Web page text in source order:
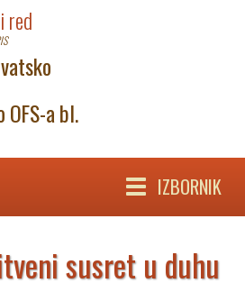
red
a bl.
IZBORNIK
susret u duhu